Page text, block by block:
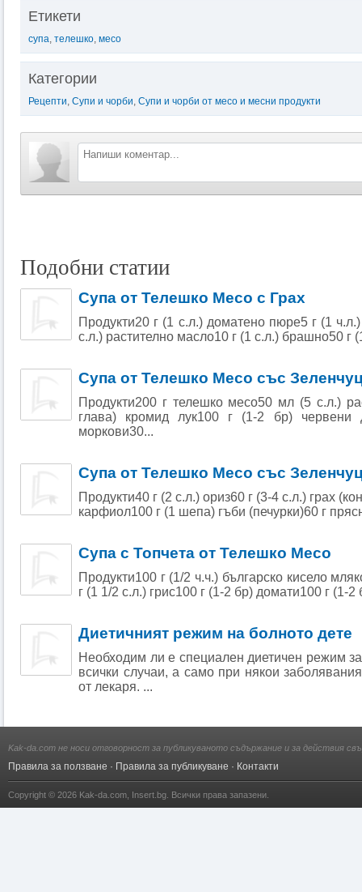
Етикети
супа, телешко, месо
Категории
Рецепти, Супи и чорби, Супи и чорби от месо и месни продукти
Подобни статии
Супа от Телешко Месо с Грах
Продукти20 г (1 с.л.) доматено пюре5 г (1
с.л.) растително масло10 г (1 с.л.) брашно50 г
Супа от Телешко Месо със
Продукти200 г телешко месо50 мл (5 с.л.)
глава) кромид лук100 г (1-2 бр) червени
моркови30...
Супа от Телешко Месо със
Продукти40 г (2 с.л.) ориз60 г (3-4 с.л.) грах
карфиол100 г (1 шепа) гъби (печурки)60 г
Супа с Топчета от Телешко Месо
Продукти100 г (1/2 ч.ч.) българско кисело
г (1 1/2 с.л.) грис100 г (1-2 бр) домати100 г (1-2
Диетичният режим на болното дете
Необходим ли е специален диетичен режим
всички случаи, а само при някои
от лекаря. ...
Kak-da.com не носи отговорност за публикуваното съдържание и за действия
Правила за ползване · Правила за публикуване · Контакти
Copyright © 2026 Kak-da.com Insert.bg . Всички права запазени.